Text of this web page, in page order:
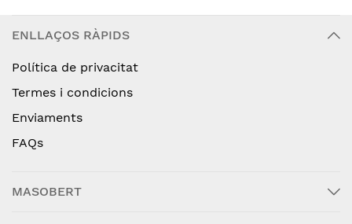
ENLLAÇOS RÀPIDS
Política de privacitat
Termes i condicions
Enviaments
FAQs
MASOBERT